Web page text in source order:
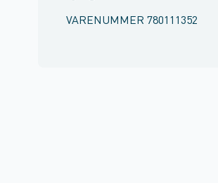
VARENUMMER 780111352